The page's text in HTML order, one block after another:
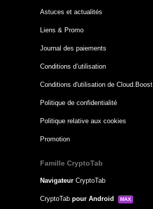
Astuces et actualités
Liens & Promo
Journal des paiements
Conditions d’utilisation
Conditions d'utilisation de Cloud.Boost
Politique de confidentialité
Politique relative aux cookies
Promotion
Famille CryptoTab
NavigateurCryptoTab
CryptoTab pour Android MAX